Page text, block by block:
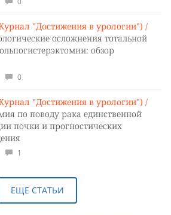
"Достижения в урологии") /
осложнения тотальной
обзор
0
"Достижения в урологии") /
по поводу рака единственной
почки и прогностических
1
ЕЩЕ СТАТЬИ